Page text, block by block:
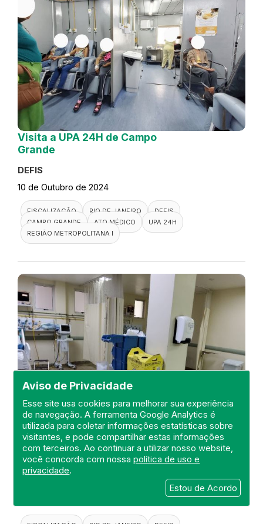
Aviso de Privacidade
Esse site usa cookies para melhorar sua experiência
de navegação. A ferramenta Google Analytics é
utilizada para coletar informações estatísticas sobre
visitantes, e pode compartilhar estas informações
com terceiros. Ao continuar a utilizar nosso website,
você concorda com nossapolítica de uso e
privacidade.
Estou de Acordo
Visita a UPA 24H de Campo
Grande
DEFIS
10 de Outubro de 2024
FISCALIZAÇÃO RIO DE JANEIRO
DEFIS
CAMPO GRANDE
ATO MÉDICO
UPA 24H
REGIÃO METROPOLITANA I
Visita ao Hospital Federal de
Bonsucesso